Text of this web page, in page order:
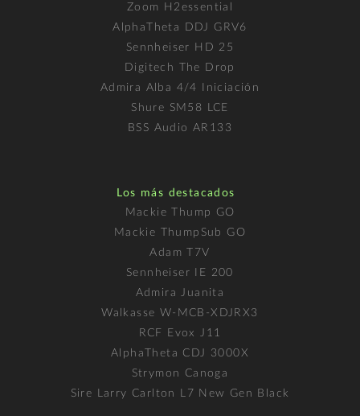
Zoom H2essential
AlphaTheta DDJ GRV6
Sennheiser HD 25
Digitech The Drop
Admira Alba 4/4 Iniciación
Shure SM58 LCE
BSS Audio AR133
Los más destacados
Mackie Thump GO
Mackie ThumpSub GO
Adam T7V
Sennheiser IE 200
Admira Juanita
Walkasse W-MCB-XDJRX3
RCF Evox J11
AlphaTheta CDJ 3000X
Strymon Canoga
Sire Larry Carlton L7 New Gen Black